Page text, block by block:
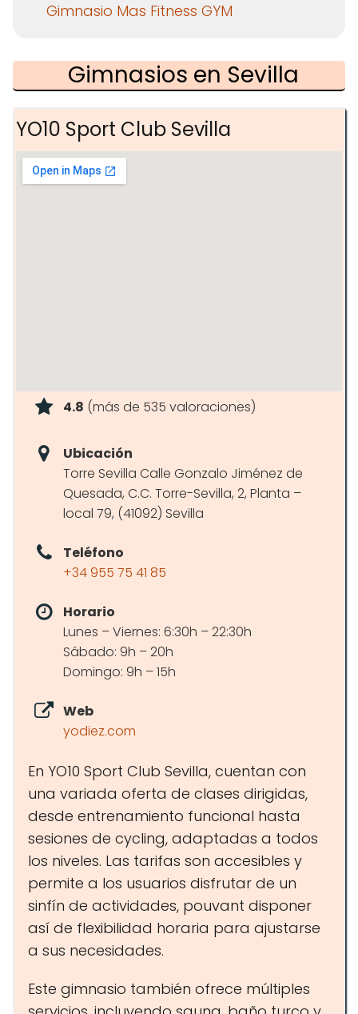
Gimnasio Mas Fitness GYM
Gimnasios en Sevilla
YO10 Sport Club Sevilla
4.8 (más de 535 valoraciones)
Ubicación
Torre Sevilla Calle Gonzalo Jiménez de
Quesada, C.C. Torre-Sevilla, 2, Planta –
local 79, (41092) Sevilla
Teléfono
+34 955 75 41 85
Horario
Lunes – Viernes: 6:30h – 22:30h
Sábado: 9h – 20h
Domingo: 9h – 15h
Web
yodiez.com
En YO10 Sport Club Sevilla, cuentan con
una variada oferta de clases dirigidas,
desde entrenamiento funcional hasta
sesiones de cycling, adaptadas a todos
los niveles. Las tarifas son accesibles y
permite a los usuarios disfrutar de un
sinfín de actividades, pouvant disponer
así de flexibilidad horaria para ajustarse
a sus necesidades.
Este gimnasio también ofrece múltiples